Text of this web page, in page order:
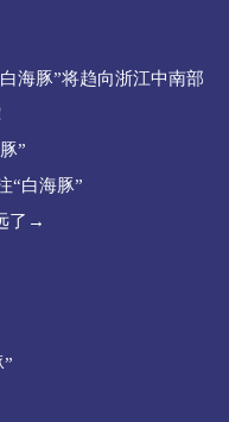
海豚”将趋向浙江中南部
”
“白海豚”
了→